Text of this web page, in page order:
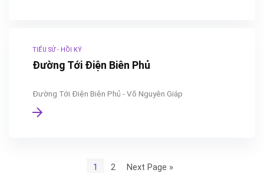
TIỂU SỬ - HỒI KÝ
Đường Tới Điện Biên Phủ
Đường Tới Điện Biên Phủ - Võ Nguyên Giáp
1 2 Next Page »